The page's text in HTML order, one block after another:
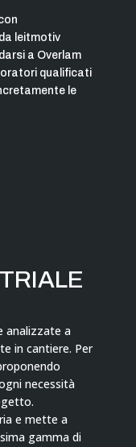
leitmotiv
a Overlam
qualificati
le
analizzate a
in cantiere. Per
necessità
e mette a
gamma di